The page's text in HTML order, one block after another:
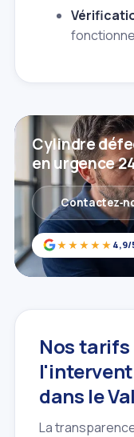
★★★★★ 4,9/
Cylindre
en urgence
Nos
dans le
La